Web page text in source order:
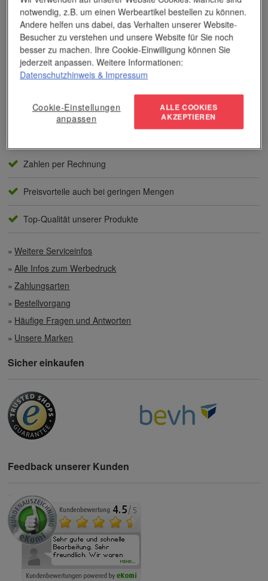
Das Unternehmen verfügt über jahrzehntelange Erfahrung im
Bereich der Werbemittelveredelung und im Werbeartikel-Markt.
Dieses Wissen kommt unseren Kunden tagtäglich zugute,
insbesondere wenn es um professionellenWerbedruck
andere Veredelungsverfahren geht.
Unser Service
Zahlen per Rechnung
Preisvorteile auch bei geringen Mengen
Top-Qualität unserer Produkte
Weitere Serviceinfos
Alle Infos zum Werbedruck
Zahlungsarten
Bestellvorgang
Häufige Fragen und Antworten
Unsere Marken
Sicher einkaufen
Feedback unserer Kunden
notwendig, z.B. um einen Werbeartikel bestellen zu können.
Andere helfen uns dabei, das Verhalten unserer Website-
Besucher zu verstehen und unsere Website für Sie noch
besser zu machen. Ihre Cookie-Einwilligung können Sie
jederzeit anpassen. Weitere Informationen:
Datenschutzhinweis & Impressum
Cookie-Einstellungen
anpassen
ALLE COOKIES
AKZEPTIEREN